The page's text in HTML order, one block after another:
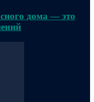
дома — это